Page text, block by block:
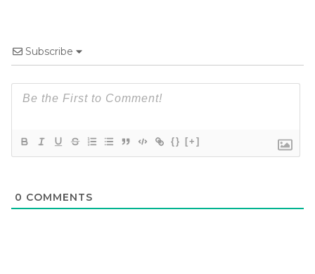
Subscribe
{} [+]
0 COMMENTS